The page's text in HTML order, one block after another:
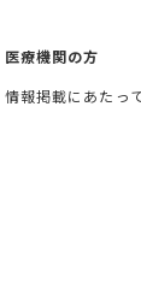
医療機関の方
情報掲載にあたっ